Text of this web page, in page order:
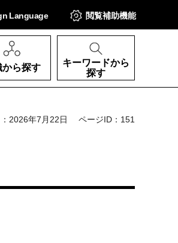
Language 閲覧補助機能
から探す
キーワードから
探す
2026年7月22日 ページID：151